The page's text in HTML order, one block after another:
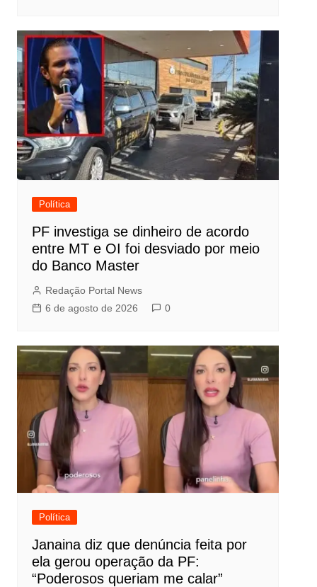
Política
PF investiga se dinheiro de acordo
entre MT e OI foi desviado por meio
do Banco Master
Redação Portal News
6 de agosto de 2026
0
Política
Janaina diz que denúncia feita por
ela gerou operação da PF:
“Poderosos queriam me calar”